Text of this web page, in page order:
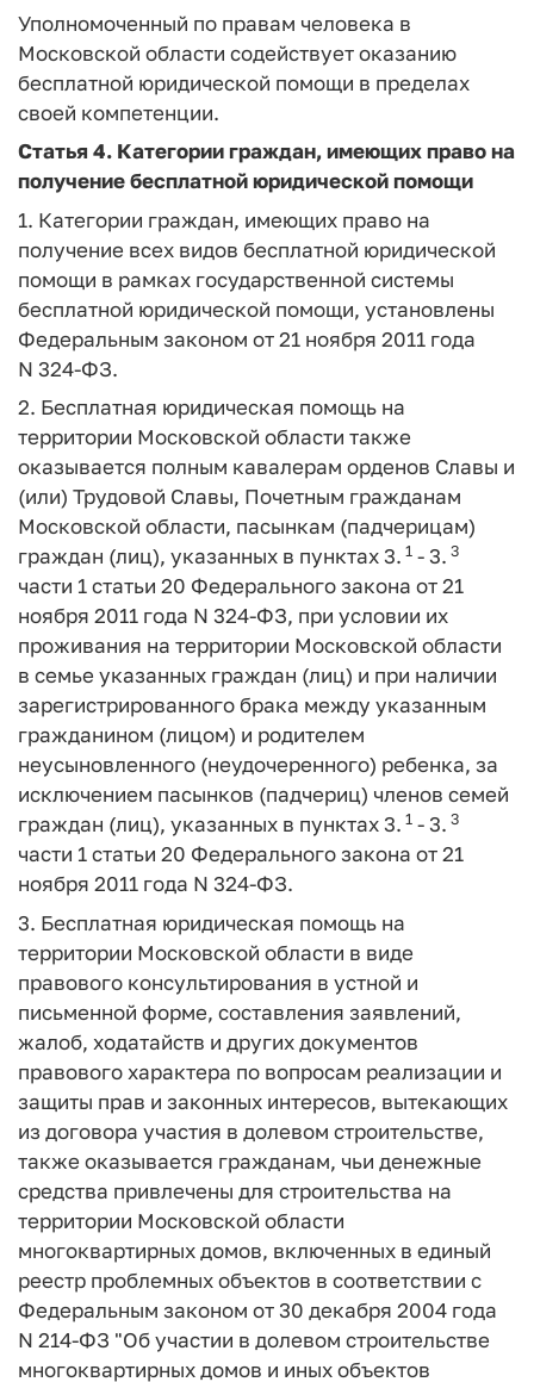
Уполномоченный по правам человека в
Московской области содействует оказанию
бесплатной юридической помощи в пределах
своей компетенции.
Статья 4. Категории граждан, имеющих право на
получение бесплатной юридической помощи
1. Категории граждан, имеющих право на
получение всех видов бесплатной юридической
помощи в рамках государственной системы
бесплатной юридической помощи, установлены
Федеральным законом от 21 ноября 2011 года
N 324-ФЗ.
2. Бесплатная юридическая помощь на
территории Московской области также
оказывается полным кавалерам орденов Славы и
(или) Трудовой Славы, Почетным гражданам
Московской области, пасынкам (падчерицам)
граждан (лиц), указанных в пунктах 3. 1 - 3. 3
части 1 статьи 20 Федерального закона от 21
ноября 2011 года N 324-ФЗ, при условии их
проживания на территории Московской области
в семье указанных граждан (лиц) и при наличии
зарегистрированного брака между указанным
гражданином (лицом) и родителем
неусыновленного (неудочеренного) ребенка, за
исключением пасынков (падчериц) членов семей
граждан (лиц), указанных в пунктах 3. 1 - 3. 3
части 1 статьи 20 Федерального закона от 21
ноября 2011 года N 324-ФЗ.
3. Бесплатная юридическая помощь на
территории Московской области в виде
правового консультирования в устной и
письменной форме, составления заявлений,
жалоб, ходатайств и других документов
правового характера по вопросам реализации и
защиты прав и законных интересов, вытекающих
из договора участия в долевом строительстве,
также оказывается гражданам, чьи денежные
средства привлечены для строительства на
территории Московской области
многоквартирных домов, включенных в единый
реестр проблемных объектов в соответствии с
Федеральным законом от 30 декабря 2004 года
N 214-ФЗ "Об участии в долевом строительстве
многоквартирных домов и иных объектов